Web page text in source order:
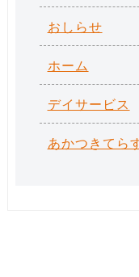
おしらせ
ホーム
デイサービス
あかつきてら